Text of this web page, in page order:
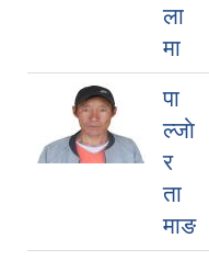
ला
मा
पा
ल्जाे
र
ता
माङ